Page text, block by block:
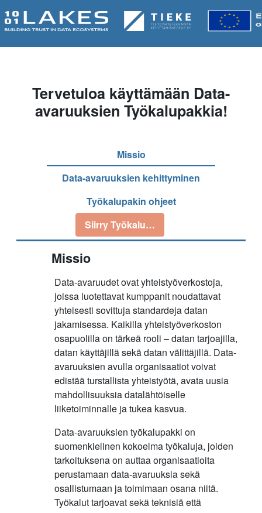
Tervetuloa käyttämään Data-
avaruuksien Työkalupakkia!
Missio
Data-avaruuksien kehittyminen
Työkalupakin ohjeet
Siirry Työkalupakkiin
Missio
Data-avaruudet ovat yhteistyöverkostoja,
joissa luotettavat kumppanit noudattavat
yhteisesti sovittuja standardeja datan
jakamisessa. Kaikilla yhteistyöverkoston
osapuolilla on tärkeä rooli – datan tarjoajilla,
datan käyttäjillä sekä datan välittäjillä. Data-
avaruuksien avulla organisaatiot voivat
edistää turstallista yhteistyötä, avata uusia
mahdollisuuksia datalähtöiselle
liiketoiminnalle ja tukea kasvua.
Data-avaruuksien työkalupakki on
suomenkielinen kokoelma työkaluja, joiden
tarkoituksena on auttaa organisaatioita
perustamaan data-avaruuksia sekä
osallistumaan ja toimimaan osana niitä.
Työkalut tarjoavat sekä teknisiä että